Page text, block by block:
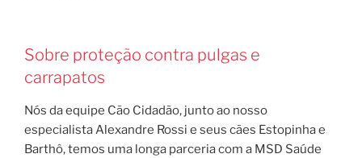
Sobre proteção contra pulgas e
carrapatos
Nós da equipe Cão Cidadão, junto ao nosso
especialista Alexandre Rossi e seus cães Estopinha e
Barthô, temos uma longa parceria com a MSD Saúde